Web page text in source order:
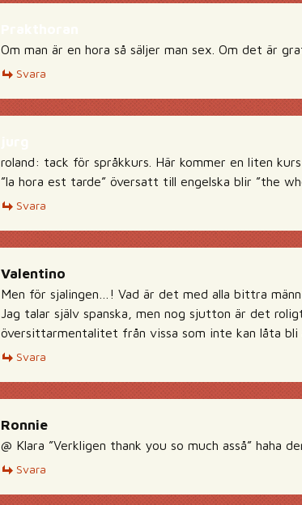
Om man är en hora så säljer man sex. Om det är
Svara
roland: tack för språkkurs. Här kommer en liten
”la hora est tarde” översatt till engelska blir ”the
Svara
Valentino
Men för sjalingen…! Vad är det med alla bittra
Jag talar själv spanska, men nog sjutton är det
översittarmentalitet från vissa som inte kan låta bli
Svara
Ronnie
@ Klara ”Verkligen thank you so much asså” haha
Svara